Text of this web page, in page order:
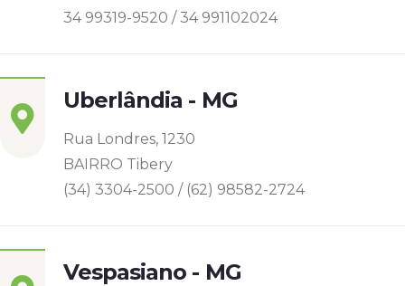
34 99319-9520 / 34 991102024
Uberlândia - MG
Rua Londres, 1230
BAIRRO Tibery
(34) 3304-2500 / (62) 98582-2724
Vespasiano - MG